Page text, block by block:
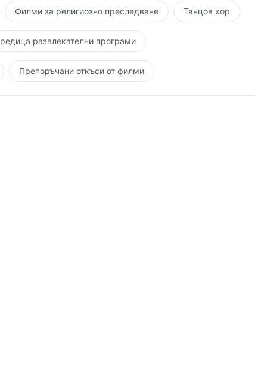
Филми за религиозно преследване Танцов хор
развлекателни програми
Препоръчани откъси от филми